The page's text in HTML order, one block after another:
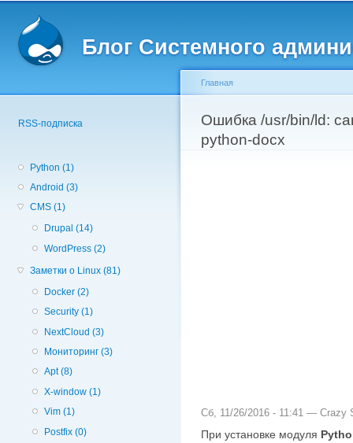
Блог Системного
RSS-подписка
Python (1)
Android (3)
CMS (1)
Drupal (14)
WordPress (2)
Заметки о Linux (81)
Docker (2)
Security (1)
NextCloud (3)
Мониторинг (3)
Apt (8)
X-window (1)
Vim (1)
Postfix (0)
Вы здесь
Главная
Ошибка /usr/bin/ld:
python-docx
Сб, 11/26/2016 - 11:41 — Crazy
При установке модуля